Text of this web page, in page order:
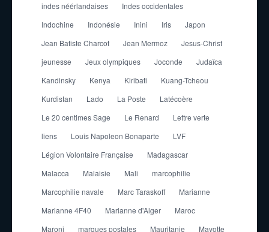
indes néérlandaises
Indes occidentales
Indochine
Indonésie Inini Iris
Japon
Jean Batiste Charcot
Jean Mermoz
Jesus-Christ
jeunesse
Jeux olympiques Joconde
Judaïca
Kandinsky
Kenya Kiribati
Kuang-Tcheou
Kurdistan
Lado La Poste
Latécoère
Le 20 centimes Sage
Le Renard
Lettre verte
liens
Louis Napoleon Bonaparte
LVF
Légion Volontaire Française
Madagascar
Malacca
Malaisie Mali
marcophilie
Marcophilie navale
Marc Taraskoff
Marianne
Marianne 4F40
Marianne d'Alger
Maroc
Maroni
marques postales Mauritanie Mayotte